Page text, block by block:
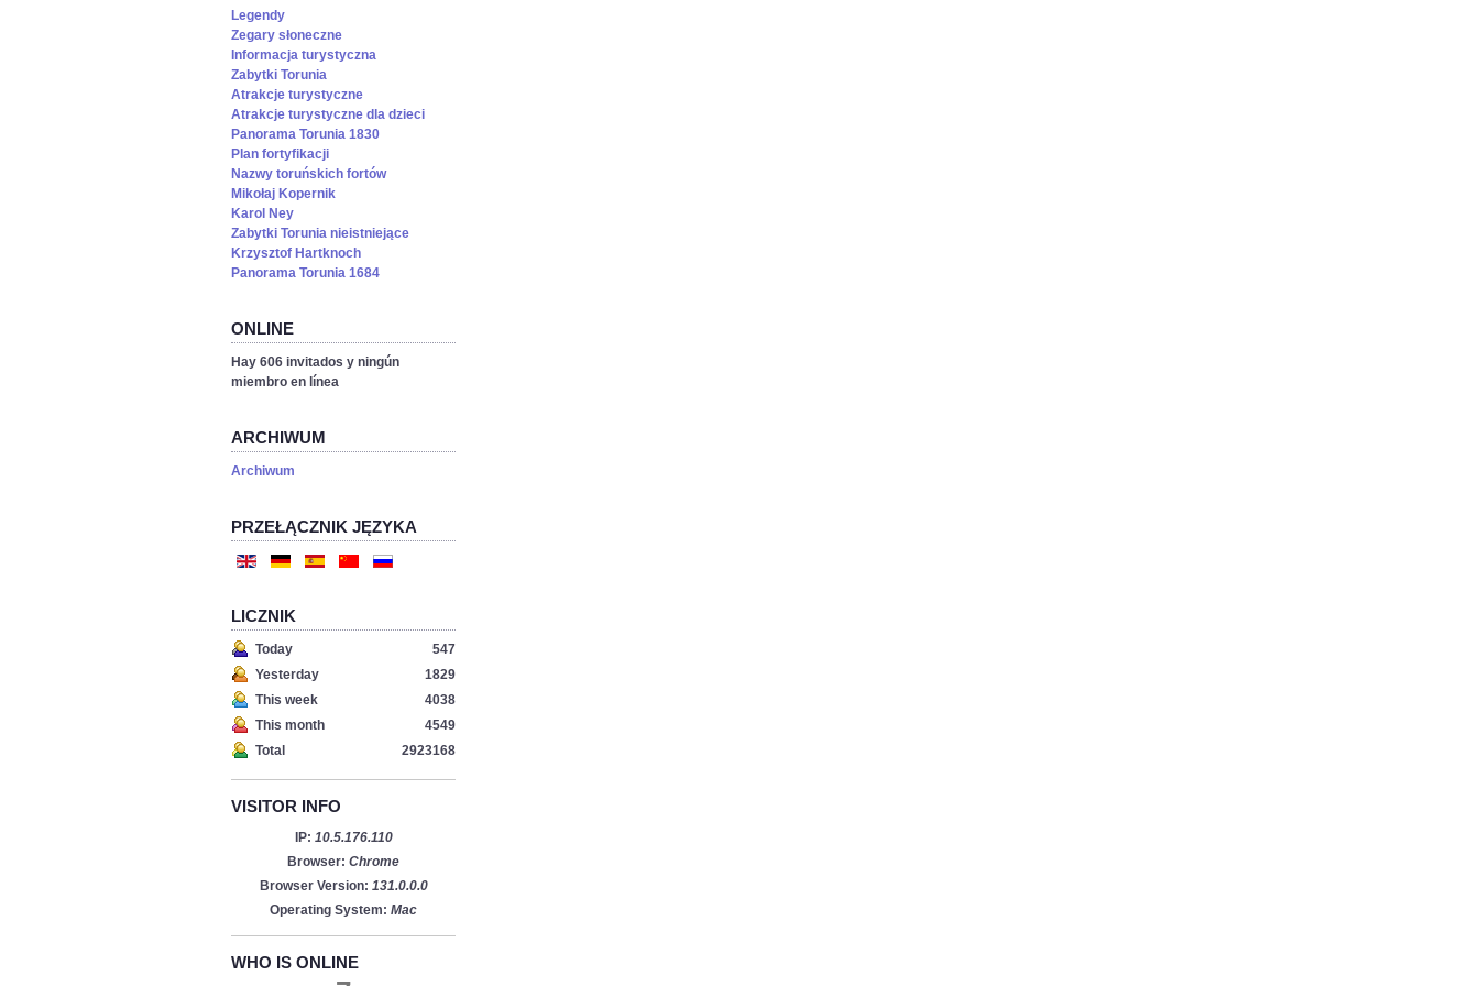
Legendy
Zegary słoneczne
Informacja turystyczna
Zabytki Torunia
Atrakcje turystyczne
Atrakcje turystyczne dla dzieci
Panorama Torunia 1830
Plan fortyfikacji
Nazwy toruńskich fortów
Mikołaj Kopernik
Karol Ney
Zabytki Torunia nieistniejące
Krzysztof Hartknoch
Panorama Torunia 1684
ONLINE
Hay 606 invitados y ningún
miembro en línea
ARCHIWUM
Archiwum
PRZEŁĄCZNIK JĘZYKA
LICZNIK
Today
547
Yesterday
1829
This week
4038
This month
4549
Total
2923168
VISITOR INFO
IP: 10.5.176.110
Browser: Chrome
Browser Version: 131.0.0.0
Operating System: Mac
WHO IS ONLINE